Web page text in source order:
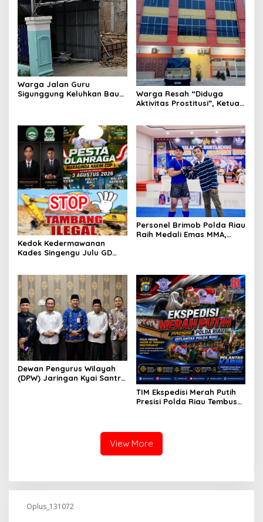
Warga Jalan Guru
Sigunggung Keluhkan Bau
Warga Resah “Diduga
Aktivitas Prostitusi”, Ketua
Aktivitas Z Homestay di
Jalan Tanjung Datuk
Kedok Kedermawanan
Kades Singengu Julu GD
Personel Brimob Polda Riau
Raih Medali Emas MMA,
Dewan Pengurus Wilayah
(DPW) Jaringan Kyai Santri
TIM Ekspedisi Merah Putih
Presisi Polda Riau Tembus
Putih Hadirkan Kepedulian
Nyata untuk Negeri
View More
Oplus_131072